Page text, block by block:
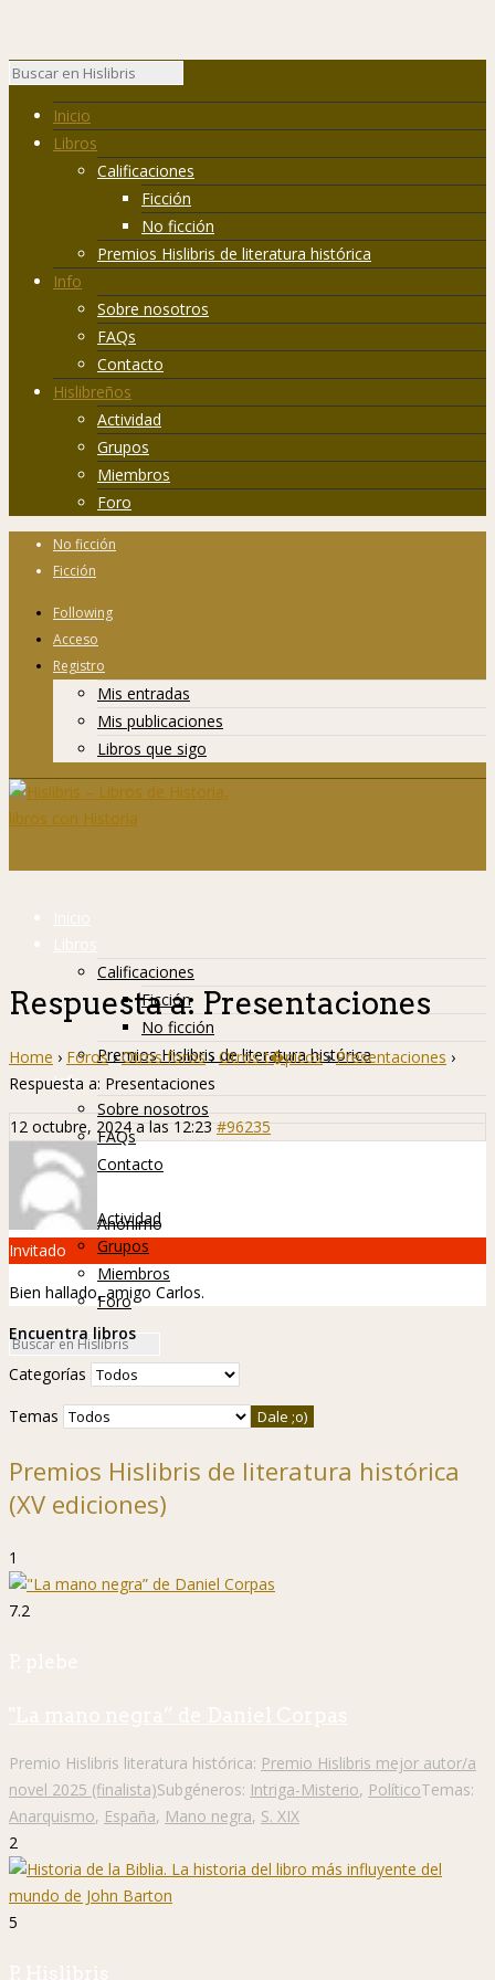
Inicio
Libros
Calificaciones
Ficción
No ficción
Premios Hislibris de literatura histórica
Info
Sobre nosotros
FAQs
Contacto
Hislibreños
Actividad
Grupos
Miembros
Foro
No ficción
Ficción
Following
Acceso
Registro
Mis entradas
Mis publicaciones
Libros que sigo
Inicio
Libros
Calificaciones
Ficción
No ficción
Premios Hislibris de literatura histórica
Info
Sobre nosotros
FAQs
Contacto
Hislibreños
Actividad
Grupos
Miembros
Foro
Respuesta a: Presentaciones
Home › Foros › Otros foros › Otros t�picos › Presentaciones ›
Respuesta a: Presentaciones
12 octubre, 2024 a las 12:23 #96235
Anónimo
Invitado
Bien hallado, amigo Carlos.
Encuentra libros
Categorías
Temas
Premios Hislibris de literatura histórica
(XV ediciones)
1
7.2
P. plebe
"La mano negra” de Daniel Corpas
Premio Hislibris literatura histórica: Premio Hislibris mejor autor/a
novel 2025 (finalista)Subgéneros: Intriga-Misterio, PolíticoTemas:
Anarquismo, España, Mano negra, S. XIX
2
5
P. Hislibris